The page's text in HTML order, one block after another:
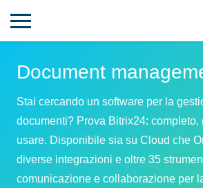
Document
Stai cercando un software per la
documenti? Prova Bitrix24: completo,
usare. Disponibile sia su Cloud che
diverse integrazioni e oltre 35
comunicazione e collaborazione per